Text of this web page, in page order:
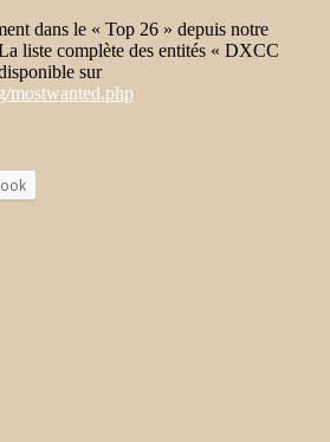
dans le « Top 26 » depuis notre
liste complète des entités « DXCC
sur
mostwanted.php